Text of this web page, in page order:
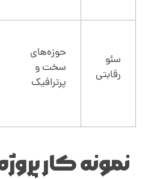
سئو
رقابتی
حوزه‌های
سخت و
پرترافیک
نمونه کار